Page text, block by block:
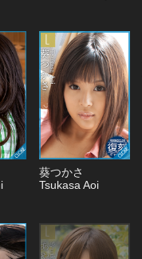
葵つかさ
Tsukasa Aoi